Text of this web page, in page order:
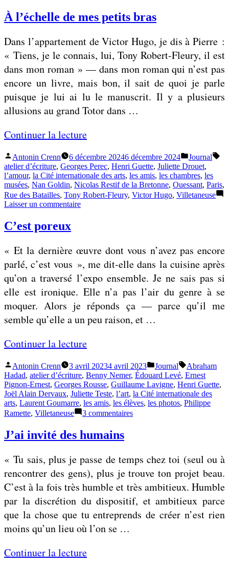
t
n
e
m
a
i
s
n
»
maison
À l’échelle de mes petits bras
Dans l’appartement de Victor Hugo, je dis à Pierre :
« Tiens, je le connais, lui, Tony Robert-Fleury, il est
dans mon roman » — dans mon roman qui n’est pas
encore un livre, mais bon, il sait de quoi je parle
puisque je lui ai lu le manuscrit. Il y a plusieurs
allusions au grand Totor dans …
Continuer la lecture«
À
l
’
é
l
l
e
d
e
m
p
e
t
i
s
r
a
s
»
Publié
par
Antonin Crenn 6 décembre 20246 décembre 2024
Publié
dans
Journal
atelier d’écriture, Georges Perec, Henri Guette, Juliette Drouet,
l’amour, la Cité internationale des arts, les amis, les chambres, les
musées, Nan Goldin, Nicolas Restif de la Bretonne, Ouessant, Paris,
Rue des Batailles, Tony Robert-Fleury, Victor Hugo, Villetaneuse
Laisser un commentairesur
petits
C’est poreux
« Et la dernière œuvre dont vous n’avez pas encore
parlé, c’est vous », me dit-elle dans la cuisine après
qu’on a traversé l’expo ensemble. Je ne sais pas si
elle est ironique. Elle n’a pas l’air du genre à se
moquer. Alors je réponds ça — parce qu’il me
semble qu’elle a un peu raison, et …
Continuer la lecture«
C
’
e
s
p
r
e
u
x
»
Publié
par
Antonin Crenn 3 avril 20234 avril 2023
Publié
dans
Journal Étiquettes :
Abraham
Hadad, atelier d’écriture, Benny Nemer, Édouard Levé, Ernest
Pignon-Ernest, Georges Rousse, Guillaume Lavigne, Henri Guette,
Joël Alain Dervaux, Juliette Teste, l’art, la Cité internationale des
arts, Laurent Goumarre, les amis, les élèves, les photos, Philippe
Ramette, Villetaneuse 3 commentairessur
J’ai invité des humains
« Tu sais, plus je passe de temps chez toi (seul ou à
rencontrer des gens), plus je trouve ton projet beau.
C’est à la fois très humble et très ambitieux. Humble
par la discrétion du dispositif, et ambitieux parce
que la chose que tu entreprends de créer n’est rien
moins qu’un lieu où l’on se …
Continuer la lecture«